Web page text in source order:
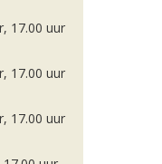
17.00 uur
17.00 uur
17.00 uur